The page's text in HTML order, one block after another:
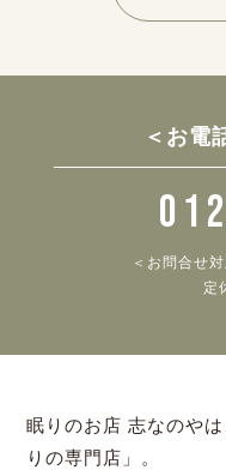
＜お電
＜お問合せ
定
眠りのお店 志なのや
りの専門店」。